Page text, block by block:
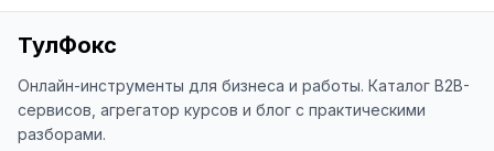
наши инструменты!
Благодарю за доверие и
использование ToolFox! 🚀
ТулФокс
Онлайн-инструменты для бизнеса и работы. Каталог B2B-
сервисов, агрегатор курсов и блог с практическими
разборами.